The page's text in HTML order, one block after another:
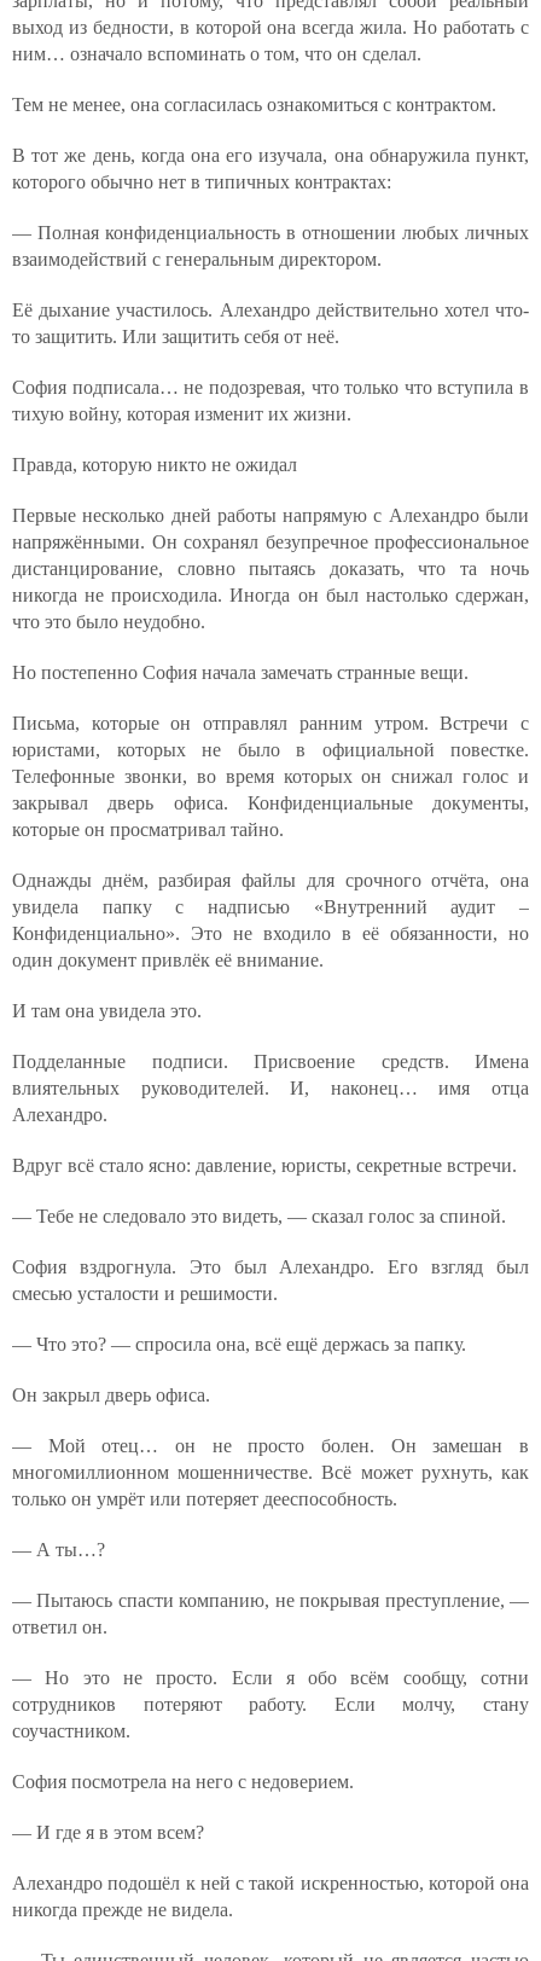
выход из бедности, в которой она всегда жила. Но работать с
ним… означало вспоминать о том, что он сделал.
Тем не менее, она согласилась ознакомиться с контрактом.
В тот же день, когда она его изучала, она обнаружила пункт,
которого обычно нет в типичных контрактах:
— Полная конфиденциальность в отношении любых личных
взаимодействий с генеральным директором.
Её дыхание участилось. Алехандро действительно хотел что-
то защитить. Или защитить себя от неё.
София подписала… не подозревая, что только что вступила в
тихую войну, которая изменит их жизни.
Правда, которую никто не ожидал
Первые несколько дней работы напрямую с Алехандро были
напряжёнными. Он сохранял безупречное профессиональное
дистанцирование, словно пытаясь доказать, что та ночь
никогда не происходила. Иногда он был настолько сдержан,
что это было неудобно.
Но постепенно София начала замечать странные вещи.
Письма, которые он отправлял ранним утром. Встречи с
юристами, которых не было в официальной повестке.
Телефонные звонки, во время которых он снижал голос и
закрывал дверь офиса. Конфиденциальные документы,
которые он просматривал тайно.
Однажды днём, разбирая файлы для срочного отчёта, она
увидела папку с надписью «Внутренний аудит –
Конфиденциально». Это не входило в её обязанности, но
один документ привлёк её внимание.
И там она увидела это.
Подделанные подписи. Присвоение средств. Имена
влиятельных руководителей. И, наконец… имя отца
Алехандро.
Вдруг всё стало ясно: давление, юристы, секретные встречи.
— Тебе не следовало это видеть, — сказал голос за спиной.
София вздрогнула. Это был Алехандро. Его взгляд был
смесью усталости и решимости.
— Что это? — спросила она, всё ещё держась за папку.
Он закрыл дверь офиса.
— Мой отец… он не просто болен. Он замешан в
многомиллионном мошенничестве. Всё может рухнуть, как
только он умрёт или потеряет дееспособность.
— А ты…?
— Пытаюсь спасти компанию, не покрывая преступление, —
ответил он.
— Но это не просто. Если я обо всём сообщу, сотни
сотрудников потеряют работу. Если молчу, стану
соучастником.
София посмотрела на него с недоверием.
— И где я в этом всем?
Алехандро подошёл к ней с такой искренностью, которой она
никогда прежде не видела.